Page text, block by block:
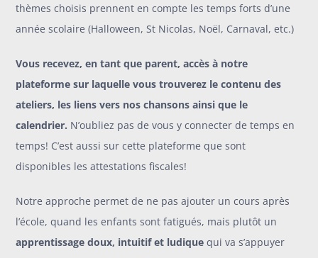
thèmes choisis prennent en compte les temps forts d’une
année scolaire (Halloween, St Nicolas, Noël, Carnaval, etc.)
Vous recevez, en tant que parent, accès à notre
plateforme sur laquelle vous trouverez le contenu des
ateliers, les liens vers nos chansons ainsi que le
calendrier. N’oubliez pas de vous y connecter de temps en
temps! C’est aussi sur cette plateforme que sont
disponibles les attestations fiscales!
Notre approche permet de ne pas ajouter un cours après
l’école, quand les enfants sont fatigués, mais plutôt un
apprentissage doux, intuitif et ludique qui va s’appuyer